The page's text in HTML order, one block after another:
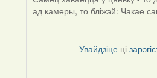
In
reply
ад камеры, то бліжэй: Чакае
Увайдзіце ці